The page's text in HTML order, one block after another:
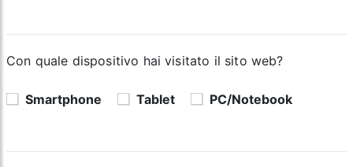
Con quale dispositivo hai visitato il sito web?
Smartphone Tablet PC/Notebook